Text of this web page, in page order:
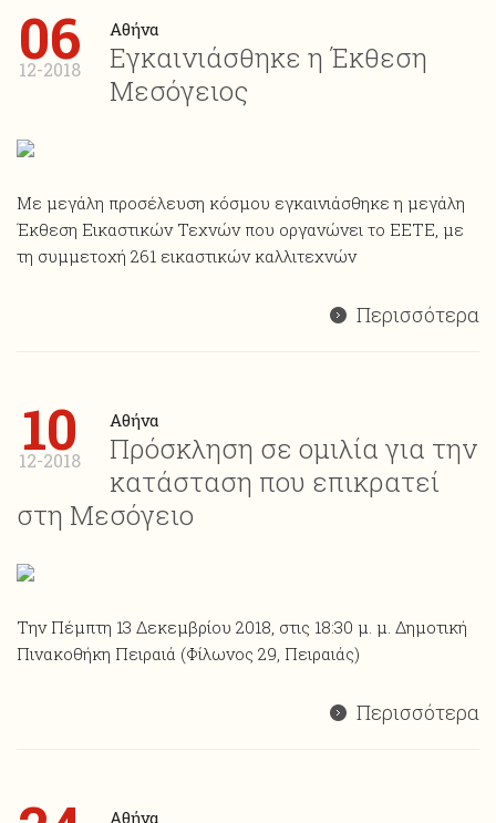
06
12-2018
Αθήνα
Εγκαινιάσθηκε η Έκθεση
Μεσόγειος
Με μεγάλη προσέλευση κόσμου εγκαινιάσθηκε η μεγάλη
Έκθεση Εικαστικών Τεχνών που οργανώνει το ΕΕΤΕ, με
τη συμμετοχή 261 εικαστικών καλλιτεχνών
Περισσότερα
10
12-2018
Αθήνα
Πρόσκληση σε ομιλία για την
κατάσταση που επικρατεί
στη Μεσόγειο
Την Πέμπτη 13 Δεκεμβρίου 2018, στις 18:30 μ. μ. Δημοτική
Πινακοθήκη Πειραιά (Φίλωνος 29, Πειραιάς)
Περισσότερα
Αθήνα